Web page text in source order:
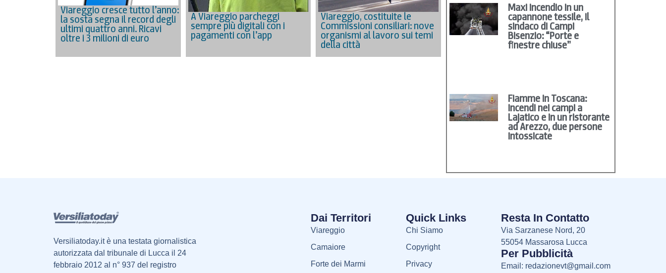
Viareggio cresce tutto l’anno:
la sosta segna il record degli
ultimi quattro anni. Ricavi
oltre i 3 milioni di euro
A Viareggio parcheggi
sempre più digitali con i
pagamenti con l’app
Viareggio, costituite le
Commissioni consiliari: nove
organismi al lavoro sui temi
della città
Maxi incendio in un
capannone tessile, il
sindaco di Campi
Bisenzio: “Porte e
finestre chiuse”
Fiamme in Toscana:
incendi nei campi a
Lajatico e in un ristorante
ad Arezzo, due persone
intossicate
Versiliatoday.it è una testata giornalistica
autorizzata dal tribunale di Lucca il 24
febbraio 2012 al n° 937 del registro
Dai Territori
Viareggio
Camaiore
Forte dei Marmi
Quick Links
Chi Siamo
Copyright
Privacy
Resta In Contatto
Via Sarzanese Nord, 20
55054 Massarosa Lucca
Per Pubblicità
Email: redazionevt@gmail.com